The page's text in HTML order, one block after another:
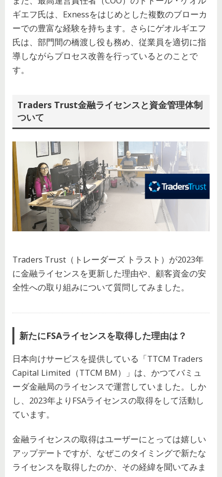
ギエフ氏は、Exnessをはじめとした複数のブローカ
ーでの豊富な経験を持ちます。さらにゲオルギエフ
氏は、部門間の橋渡し役も務め、従業員を適切に指
導しながらプロセス改善を行っているとのことで
す。
Traders Trust金融ライセンスと資金管理体制
ついて
Traders Trust（トレーダーズ トラスト）が2023年
に金融ライセンスを更新した理由や、顧客資金の安
全性への取り組みについて質問してみました。
新たにFSAライセンスを取得した理由は？
日本向けサービスを提供している「TTCM Traders
Capital Limited（TTCM BM）」は、かつてバミュ
ーダ金融局のライセンスで運営していました。しか
し、2023年よりFSAライセンスの取得をして活動し
ています。
金融ライセンスの取得はユーザーにとっては嬉しい
アップデートですが、なぜこのタイミングで新たな
ライセンスを取得したのか、その経緯を聞いてみま